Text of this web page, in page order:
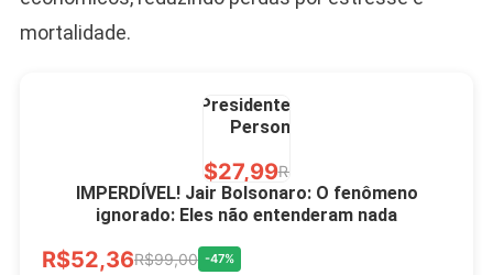
mortalidade.
Presidente Porcelana
Personalizada
R$27,99R$49,00
IMPERDÍVEL! Jair Bolsonaro: O fenômeno
ignorado: Eles não entenderam nada
R$52,36R$99,00 -47%